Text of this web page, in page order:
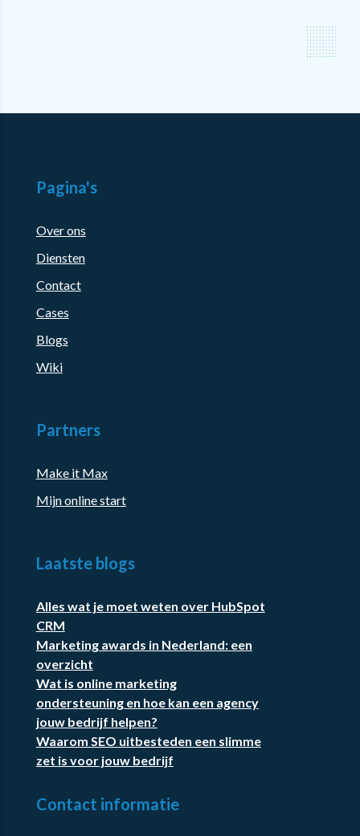
Pagina's
Over ons
Diensten
Contact
Cases
Blogs
Wiki
Partners
Make it Max
Mijn online start
Laatste blogs
Alles wat je moet weten over HubSpot
CRM
Marketing awards in Nederland: een
overzicht
Wat is online marketing
ondersteuning en hoe kan een agency
jouw bedrijf helpen?
Waarom SEO uitbesteden een slimme
zet is voor jouw bedrijf
Contact informatie